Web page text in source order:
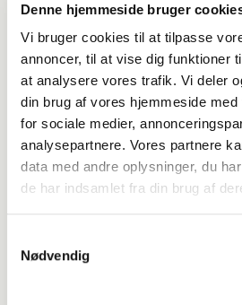
Denne hjemmeside bruger
Vi bruger cookies til at tilpasse
annoncer, til at vise dig funktioner
at analysere vores trafik. Vi deler
din brug af vores hjemmeside
for sociale medier,
analysepartnere. Vores partnere
data med andre oplysninger, du
de har indsamlet fra din brug af
Nødvendig
Britisk racedebat handler